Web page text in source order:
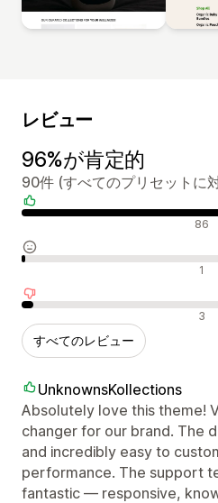
レビュー
96%が肯定的
90件 (すべてのプリセットに
肯定的なレビュー 86
中間的なレビュー 1
否定的なレビュー 3
すべてのレビュー
UnknownsKollections
Absolutely love this theme!
changer for our brand. The
and incredibly easy to
performance. The support
fantastic — responsive,